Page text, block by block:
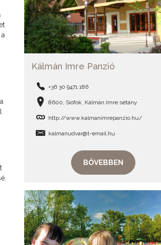
Kálmán Imre Panzió
+36 30 9471 186
8600, Siófok, Kálmán Imre sétány
http://www.kalmanimrepanzio.hu/
kalmanudvar@t-email.hu
BŐVEBBEN